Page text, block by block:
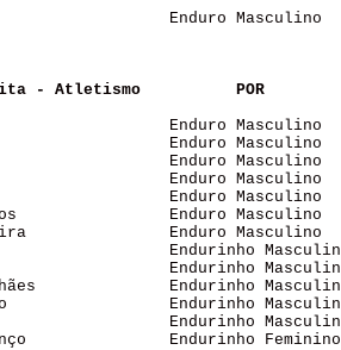
Enduro Masculino
- Atletismo
POR
Enduro Masculino
Enduro Masculino
Enduro Masculino
Enduro Masculino
Enduro Masculino
Enduro Masculino